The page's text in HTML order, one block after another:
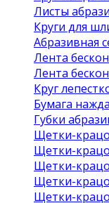
Листы
Круги для
Абразивная
Лента
Лента
Круг
Бумага
Губки
Щетки-
Щетки-
Щетки-
Щетки-
Щетки-